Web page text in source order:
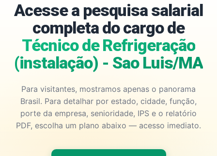
Acesse a pesquisa salarial
completa do cargo de
Técnico de Refrigeração
(instalação) - Sao Luis/MA
Para visitantes, mostramos apenas o panorama
Brasil. Para detalhar por estado, cidade, função,
porte da empresa, senioridade, IPS e o relatório
PDF, escolha um plano abaixo — acesso imediato.